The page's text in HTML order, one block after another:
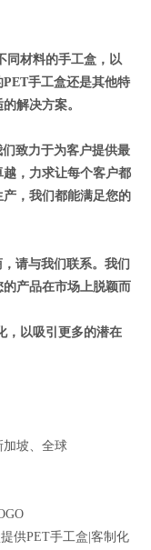
同材料的手工盒，以
PET手工盒还是其他特
解决方案。
致力于为客户提供最
，力求让每个客户都
，我们都能满足您的
请与我们联系。我们
产品在市场上脱颖而
，以吸引更多的潜在
加坡、全球
供PET手工盒|客制化